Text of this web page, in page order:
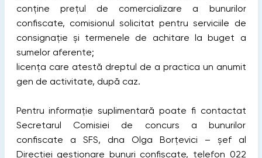
conține prețul de comercializare a bunurilor
confiscate, comisionul solicitat pentru serviciile de
consignație și termenele de achitare la buget a
sumelor aferente;
licența care atestă dreptul de a practica un anumit
gen de activitate, după caz.
Pentru informație suplimentară poate fi contactat
Secretarul Comisiei de concurs a bunurilor
confiscate a SFS, dna Olga Borțevici – șef al
Direcției gestionare bunuri confiscate, telefon 022